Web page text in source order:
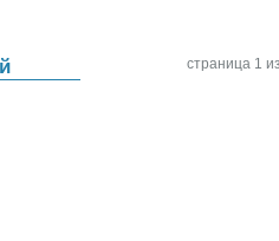
страница 1